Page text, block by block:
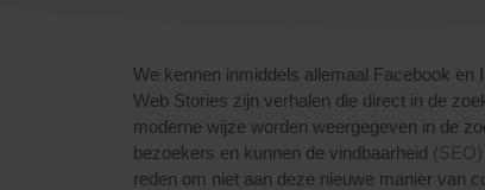
We kennen inmiddels allemaal Facebook
Web Stories zijn verhalen die direct in de
moderne wijze worden weergegeven in de
bezoekers en kunnen de vindbaarheid (SEO)
reden om niet aan deze nieuwe manier van